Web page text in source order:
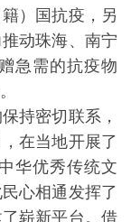
）国抗疫，另
动珠海、南宁
急需的抗疫物
持密切联系，
在当地开展了
华优秀传统文
心相通发挥了
崭新平台。借